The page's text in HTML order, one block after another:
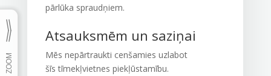
pārlūka spraudņiem.
Atsauksmēm un saziņai
Mēs nepārtraukti cenšamies uzlabot
šīs tīmekļvietnes piekļūstamību.